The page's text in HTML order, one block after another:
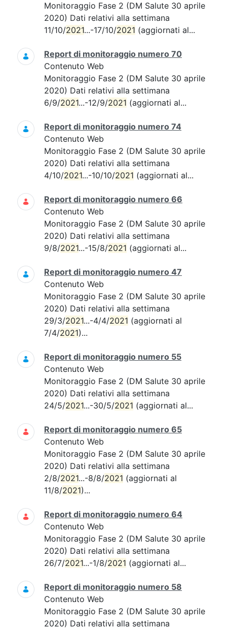
Monitoraggio Fase 2 (DM Salute 30 aprile
2020) Dati relativi alla settimana
11/10/2021...-17/10/2021 (aggiornati al...
Report di monitoraggio numero 70
Contenuto Web
Monitoraggio Fase 2 (DM Salute 30 aprile
2020) Dati relativi alla settimana
6/9/2021...-12/9/2021 (aggiornati al...
Report di monitoraggio numero 74
Contenuto Web
Monitoraggio Fase 2 (DM Salute 30 aprile
2020) Dati relativi alla settimana
4/10/2021...-10/10/2021 (aggiornati al...
Report di monitoraggio numero 66
Contenuto Web
Monitoraggio Fase 2 (DM Salute 30 aprile
2020) Dati relativi alla settimana
9/8/2021...-15/8/2021 (aggiornati al...
Report di monitoraggio numero 47
Contenuto Web
Monitoraggio Fase 2 (DM Salute 30 aprile
2020) Dati relativi alla settimana
29/3/2021...-4/4/2021 (aggiornati al
7/4/2021)...
Report di monitoraggio numero 55
Contenuto Web
Monitoraggio Fase 2 (DM Salute 30 aprile
2020) Dati relativi alla settimana
24/5/2021...-30/5/2021 (aggiornati al...
Report di monitoraggio numero 65
Contenuto Web
Monitoraggio Fase 2 (DM Salute 30 aprile
2020) Dati relativi alla settimana
2/8/2021...-8/8/2021 (aggiornati al
11/8/2021)...
Report di monitoraggio numero 64
Contenuto Web
Monitoraggio Fase 2 (DM Salute 30 aprile
2020) Dati relativi alla settimana
26/7/2021...-1/8/2021 (aggiornati al...
Report di monitoraggio numero 58
Contenuto Web
Monitoraggio Fase 2 (DM Salute 30 aprile
2020) Dati relativi alla settimana